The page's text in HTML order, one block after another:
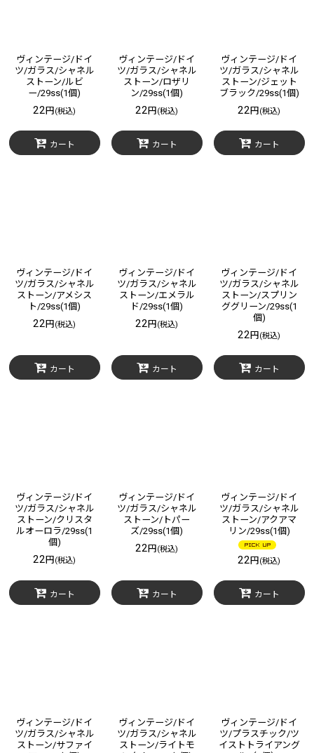
ヴィンテージ/ドイ
ツ/ガラス/シャネル
ストーン/ルビ
ー/29ss(1個)
22円 (税込)
カート
ヴィンテージ/ドイ
ツ/ガラス/シャネル
ストーン/ロザリ
ン/29ss(1個)
22円 (税込)
カート
ヴィンテージ/ドイ
ツ/ガラス/シャネル
ストーン/ジェット
ブラック/29ss(1個)
22円 (税込)
カート
ヴィンテージ/ドイ
ツ/ガラス/シャネル
ストーン/アメシス
ト/29ss(1個)
22円 (税込)
カート
ヴィンテージ/ドイ
ツ/ガラス/シャネル
ストーン/エメラル
ド/29ss(1個)
22円 (税込)
カート
ヴィンテージ/ドイ
ツ/ガラス/シャネル
ストーン/スプリン
ググリーン/29ss(1
個)
22円 (税込)
カート
ヴィンテージ/ドイ
ツ/ガラス/シャネル
ストーン/クリスタ
ルオーロラ/29ss(1
個)
22円 (税込)
カート
ヴィンテージ/ドイ
ツ/ガラス/シャネル
ストーン/トパー
ズ/29ss(1個)
22円 (税込)
カート
ヴィンテージ/ドイ
ツ/ガラス/シャネル
ストーン/アクアマ
リン/29ss(1個)
22円 (税込)
カート
ヴィンテージ/ドイ
ツ/ガラス/シャネル
ストーン/サファイ
ヴィンテージ/ドイ
ツ/ガラス/シャネル
ストーン/ライトモ
ヴィンテージ/ドイ
ツ/プラスチック/ツ
イストトライアング